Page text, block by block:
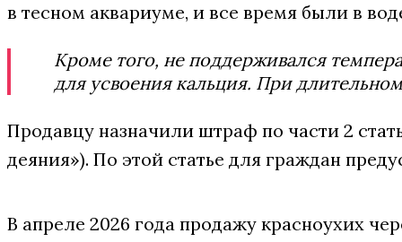
в тесном аквариуме, и все время были в
Кроме того, не поддерживался
для усвоения кальция. При
Продавцу назначили штраф по части 2
деяния»). По этой статье для граждан
В апреле 2026 года продажу красноухих